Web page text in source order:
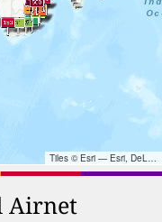
Tiles © Esri — Esri, DeLorme, NAVTEQ, TomTom, Intermap, iPC, USGS, FAO, NPS, NRCAN, GeoBase, Kadaster NL, Ordnance Survey, Esri Japan, METI, Esri China (Hong Kong), and the GIS User Community
Airnet